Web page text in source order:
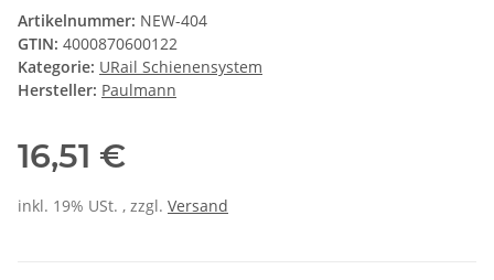
Artikelnummer: NEW-404
GTIN: 4000870600122
Kategorie: URail Schienensystem
Hersteller: Paulmann
16,51 €
inkl. 19% USt. , zzgl. Versand